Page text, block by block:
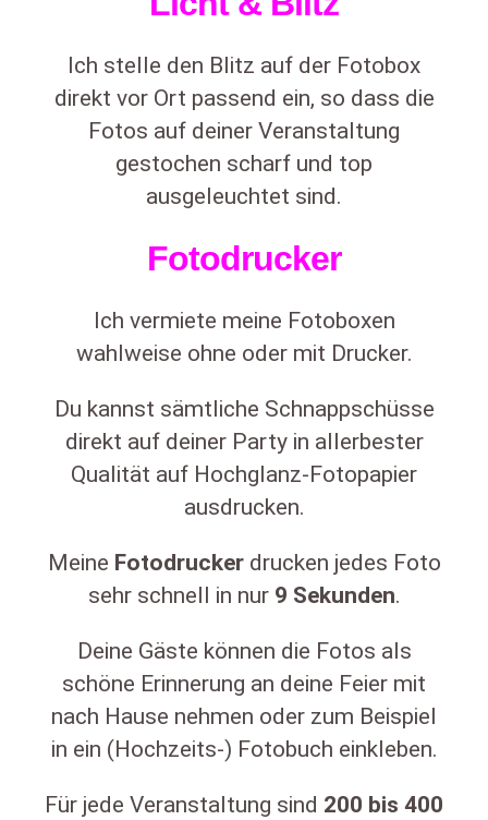
Ich stelle den Blitz auf der Fotobox
direkt vor Ort passend ein, so dass die
Fotos auf deiner Veranstaltung
gestochen scharf und top
ausgeleuchtet sind.
Fotodrucker
Ich vermiete meine Fotoboxen
wahlweise ohne oder mit Drucker.
Du kannst sämtliche Schnappschüsse
direkt auf deiner Party in allerbester
Qualität auf Hochglanz-Fotopapier
ausdrucken.
Meine Fotodruckerdrucken jedes Foto
sehr schnell in nur 9 Sekunden.
Deine Gäste können die Fotos als
schöne Erinnerung an deine Feier mit
nach Hause nehmen oder zum Beispiel
in ein (Hochzeits-) Fotobuch einkleben.
Für jede Veranstaltung sind 200 bis 400